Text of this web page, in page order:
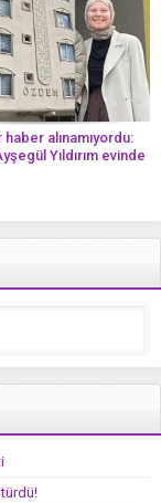
alınamıyordu:
Yıldırım evinde